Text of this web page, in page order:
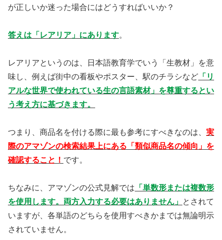
が正しいか迷った場合にはどうすればいいか？
答えは「レアリア」にあります。
レアリアというのは、日本語教育学でいう「生教材」を意
味し、例えば街中の看板やポスター、駅のチラシなど 「リ
アルな世界で使われている生の言語素材」を尊重するとい
う考え方に基づきます。
つまり、商品名を付ける際に最も参考にすべきなのは、 実
際のアマゾンの検索結果上にある「類似商品名の傾向」を
確認すること！ です。
ちなみに、アマゾンの公式見解では 「単数形または複数形
を使用します。両方入力する必要はありません」 とされて
いますが、各単語のどちらを使用すべきかまでは無論明示
されていません。